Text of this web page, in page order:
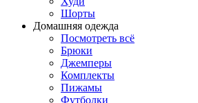
Шорты
Домашняя одежда
Посмотреть всё
Брюки
Джемперы
Комплекты
Пижамы
Футболки